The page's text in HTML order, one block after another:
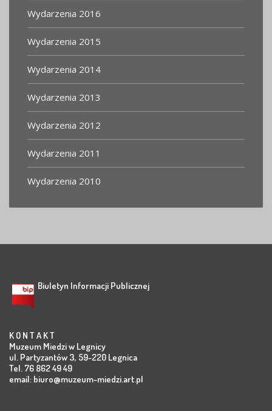
Wydarzenia 2016
Wydarzenia 2015
Wydarzenia 2014
Wydarzenia 2013
Wydarzenia 2012
Wydarzenia 2011
Wydarzenia 2010
Biuletyn Informacji Publicznej
K O N T A K T
Muzeum Miedzi w Legnicy
ul. Partyzantów 3, 59-220 Legnica
Tel. 76 862 49 49
email: biuro@muzeum-miedzi.art.pl